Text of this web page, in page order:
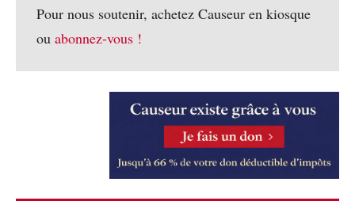
Pour nous soutenir, achetez Causeur en kiosque
ou abonnez-vous !